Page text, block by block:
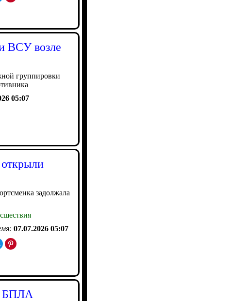
ВСУ возле
группировки
05:07
задолжала
07.07.2026 05:07
БПЛА